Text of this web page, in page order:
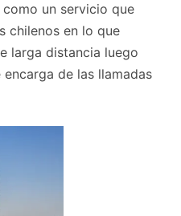
un servicio que
chilenos en lo que
larga distancia luego
de las llamadas